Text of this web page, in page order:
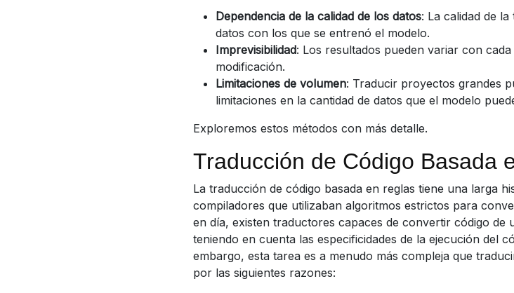
Dependencia de la calidad de los datos: La calidad de
datos con los que se entrenó el modelo.
Imprevisibilidad: Los resultados pueden variar con
modificación.
Limitaciones de volumen: Traducir proyectos grandes
limitaciones en la cantidad de datos que el modelo
Exploremos estos métodos con más detalle.
Traducción de Código Basada
La traducción de código basada en reglas tiene una larga
compiladores que utilizaban algoritmos estrictos para
en día, existen traductores capaces de convertir código de
teniendo en cuenta las especificidades de la ejecución del
embargo, esta tarea es a menudo más compleja que
por las siguientes razones: